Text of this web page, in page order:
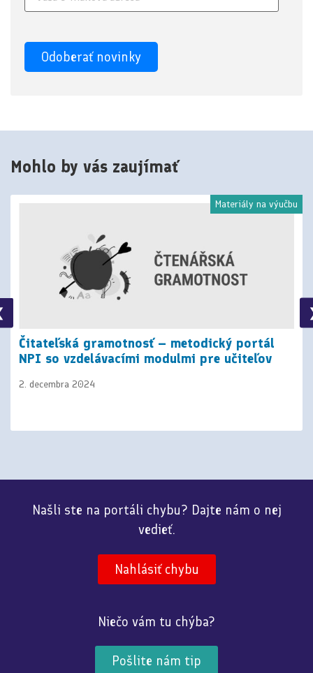
Mohlo by vás zaujímať
Materiály na výučbu
Čitateľská gramotnosť – metodický portál
NPI so vzdelávacími modulmi pre učiteľov
2. decembra 2024
Našli ste na portáli chybu? Dajte nám o nej
vedieť.
Nahlásiť chybu
Niečo vám tu chýba?
Pošlite nám tip